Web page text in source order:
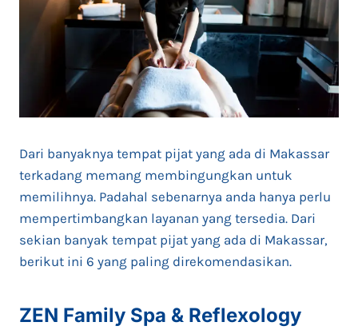
Dari banyaknya tempat pijat yang ada di Makassar
terkadang memang membingungkan untuk
memilihnya. Padahal sebenarnya anda hanya perlu
mempertimbangkan layanan yang tersedia. Dari
sekian banyak tempat pijat yang ada di Makassar,
berikut ini 6 yang paling direkomendasikan.
ZEN Family Spa & Reflexology